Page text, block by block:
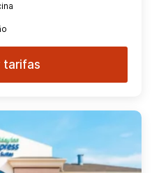
tarifas